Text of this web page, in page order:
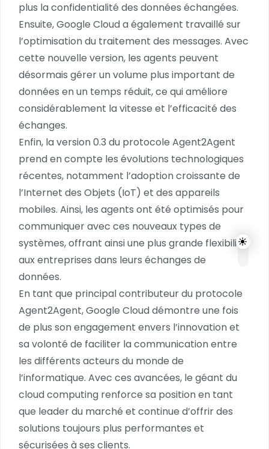
plus la confidentialité des données échangées.
Ensuite, Google Cloud a également travaillé sur
l’optimisation du traitement des messages. Avec
cette nouvelle version, les agents peuvent
désormais gérer un volume plus important de
données en un temps réduit, ce qui améliore
considérablement la vitesse et l’efficacité des
échanges.
Enfin, la version 0.3 du protocole Agent2Agent
prend en compte les évolutions technologiques
récentes, notamment l’adoption croissante de
l’Internet des Objets (IoT) et des appareils
mobiles. Ainsi, les agents ont été optimisés pour
communiquer avec ces nouveaux types de
systèmes, offrant ainsi une plus grande flexibilité
aux entreprises dans leurs échanges de
données.
En tant que principal contributeur du protocole
Agent2Agent, Google Cloud démontre une fois
de plus son engagement envers l’innovation et
sa volonté de faciliter la communication entre
les différents acteurs du monde de
l’informatique. Avec ces avancées, le géant du
cloud computing renforce sa position en tant
que leader du marché et continue d’offrir des
solutions toujours plus performantes et
sécurisées à ses clients.